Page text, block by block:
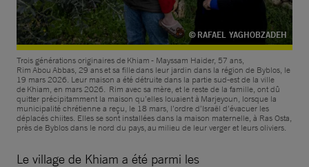
© RAFAEL YAGHOBZADEH
Trois générations originaires de Khiam - Mayssam Haider, 57 ans,
Rim Abou Abbas, 29 ans et sa fille dans leur jardin dans la région de Byblos, le
19 mars 2026. Leur maison a été détruite dans la partie sud-est de la ville
de Khiam, en mars 2026. Rim avec sa mère, et le reste de la famille, ont dû
quitter précipitamment la maison qu’elles louaient à Marjeyoun, lorsque la
municipalité chrétienne a reçu, le 18 mars, l’ordre d’Israël d’évacuer les
déplacés chiites. Elles se sont installées dans la maison maternelle, à Ras Osta,
près de Byblos dans le nord du pays, au milieu de leur verger et leurs oliviers.
Le village de Khiam a été parmi les